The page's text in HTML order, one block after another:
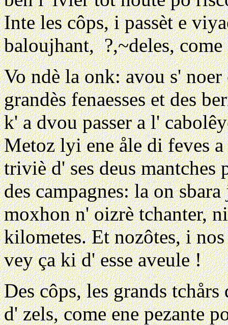
Inte les côps, i passèt e
baloujhant,?,~deles, come
Vo ndè la onk: avou s' noer
grandès fenaesses et des
k' a dvou passer a l'
Metoz lyi ene åle di feves
triviè d' ses deus
des campagnes: la on
moxhon n' oizrè tchanter,
kilometes. Et nozôtes, i
vey ça ki d' esse aveule !
Des côps, les grands
d' zels,come ene pezante